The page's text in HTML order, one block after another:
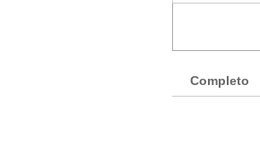
Completo